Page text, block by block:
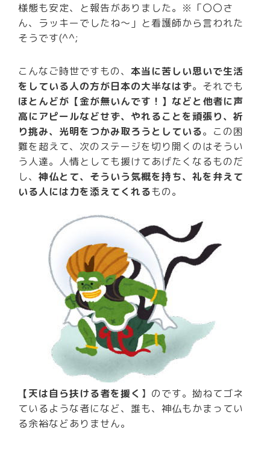
様態も安定、と報告がありました。※「〇〇さ
ん、ラッキーでしたね～」と看護師から言われた
そうです(^^;
こんなご時世ですもの、本当に苦しい思いで生活
をしている人の方が日本の大半なはず。それでも
ほとんどが【金が無いんです！】などと他者に声
高にアピールなどせず、やれることを頑張り、祈
り挑み、光明をつかみ取ろうとしている。この困
難を超えて、次のステージを切り開くのはそうい
う人達。人情としても援けてあげたくなるものだ
し、神仏とて、そういう気概を持ち、礼を弁えて
いる人には力を添えてくれるもの。
【天は自ら扶ける者を援く 】のです。拗ねてゴネ
ているような者になど、誰も、神仏もかまってい
る余裕などありません。